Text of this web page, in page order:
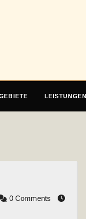
LEISTUNGEN
0 Comments